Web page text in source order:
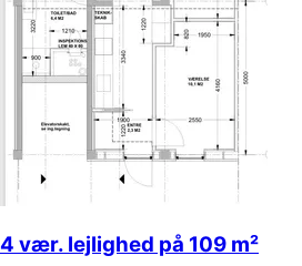
4 vær. lejlighed på 109 m²